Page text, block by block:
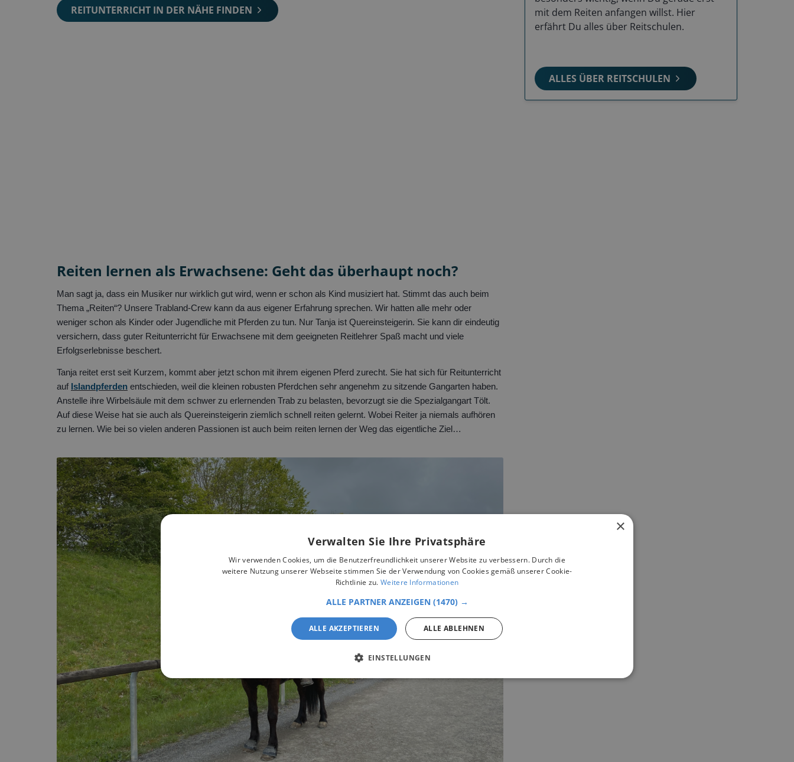
REITUNTERRICHT IN DER NÄHE FINDEN
Reiten lernen als Erwachsene: Geht das überhaupt noch?
Man sagt ja, dass ein Musiker nur wirklich gut wird, wenn er schon als Kind musiziert hat. Stimmt das auch beim
Thema „Reiten“? Unsere Trabland-Crew kann da aus eigener Erfahrung sprechen. Wir hatten alle mehr oder
weniger schon als Kinder oder Jugendliche mit Pferden zu tun. Nur Tanja ist Quereinsteigerin. Sie kann dir eindeutig
versichern, dass guter Reitunterricht für Erwachsene mit dem geeigneten Reitlehrer Spaß macht und viele
Erfolgserlebnisse beschert.
Tanja reitet erst seit Kurzem, kommt aber jetzt schon mit ihrem eigenen Pferd zurecht. Sie hat sich für Reitunterricht
auf Islandpferden entschieden, weil die kleinen robusten Pferdchen sehr angenehm zu sitzende Gangarten haben.
Anstelle ihre Wirbelsäule mit dem schwer zu erlernenden Trab zu belasten, bevorzugt sie die Spezialgangart Tölt.
Auf diese Weise hat sie auch als Quereinsteigerin ziemlich schnell reiten gelernt. Wobei Reiter ja niemals aufhören
zu lernen. Wie bei so vielen anderen Passionen ist auch beim reiten lernen der Weg das eigentliche Ziel…
mit dem Reiten anfangen willst. Hier
erfährt Du alles über Reitschulen.
ALLES ÜBER REITSCHULEN
×
Verwalten Sie Ihre Privatsphäre
Wir verwenden Cookies, um die Benutzerfreundlichkeit unserer Website zu verbessern. Durch die
weitere Nutzung unserer Webseite stimmen Sie der Verwendung von Cookies gemäß unserer Cookie-
Richtlinie zu.Weitere Informationen
ALLE PARTNER ANZEIGEN (1470) →
ALLE AKZEPTIEREN ALLE ABLEHNEN
EINSTELLUNGEN